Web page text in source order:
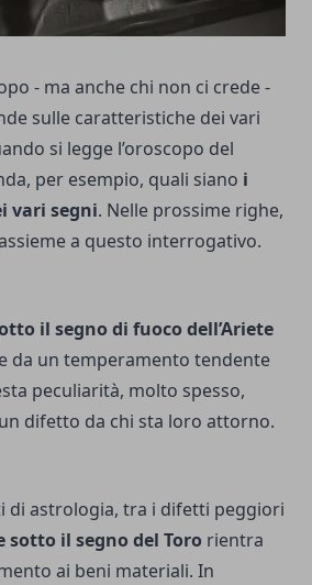
- ma anche chi non ci crede -
sulle caratteristiche dei vari
si legge l’oroscopo del
per esempio, quali siano i
vari segni. Nelle prossime righe,
a questo interrogativo.
il segno di fuoco dell’Ariete
da un temperamento tendente
peculiarità, molto spesso,
difetto da chi sta loro attorno.
di astrologia, tra i difetti peggiori
sotto il segno del Toro rientra
ai beni materiali. In